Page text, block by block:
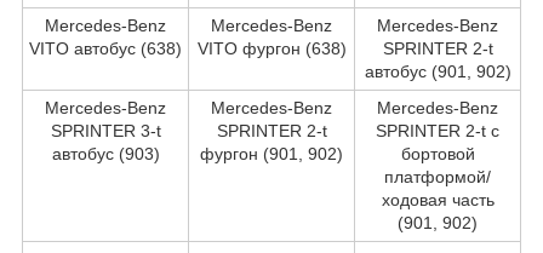
Mercedes-Benz
VITO автобус (638)
Mercedes-Benz
VITO фургон (638)
Mercedes-Benz
SPRINTER 2-t
автобус (901, 902)
Mercedes-Benz
SPRINTER 3-t
автобус (903)
Mercedes-Benz
SPRINTER 2-t
фургон (901, 902)
Mercedes-Benz
SPRINTER 2-t c
бортовой
платформой/
ходовая часть
(901, 902)